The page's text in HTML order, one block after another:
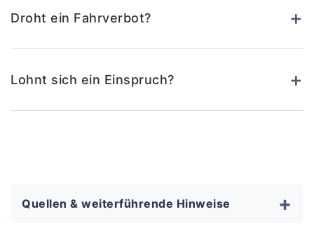
Droht ein Fahrverbot? +
Lohnt sich ein Einspruch? +
Quellen & weiterführende Hinweise +